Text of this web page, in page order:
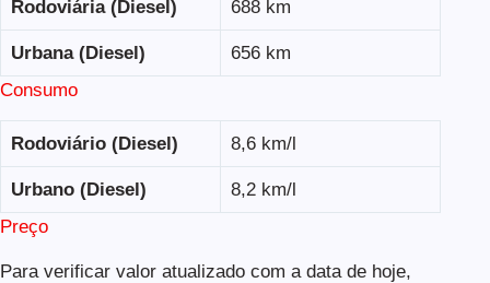
Rodoviária (Diesel) 688 km
Urbana (Diesel)
656 km
Consumo
Rodoviário (Diesel) 8,6 km/l
Urbano (Diesel)
8,2 km/l
Preço
Para verificar valor atualizado com a data de hoje,